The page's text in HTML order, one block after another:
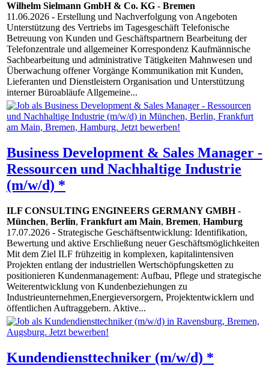
Wilhelm Sielmann GmbH & Co. KG - Bremen
11.06.2026 - Erstellung und Nachverfolgung von Angeboten
Unterstützung des Vertriebs im Tagesgeschäft Telefonische
Betreuung von Kunden und Geschäftspartnern Bearbeitung der
Telefonzentrale und allgemeiner Korrespondenz Kaufmännische
Sachbearbeitung und administrative Tätigkeiten Mahnwesen und
Überwachung offener Vorgänge Kommunikation mit Kunden,
Lieferanten und Dienstleistern Organisation und Unterstützung
interner Büroabläufe Allgemeine...
Business Development & Sales Manager -
Ressourcen und Nachhaltige Industrie
(m/w/d) *
ILF CONSULTING ENGINEERS GERMANY GMBH-
München, Berlin, Frankfurt am Main, Bremen, Hamburg
17.07.2026 - Strategische Geschäftsentwicklung: Identifikation,
Bewertung und aktive Erschließung neuer Geschäftsmöglichkeiten
Mit dem Ziel ILF frühzeitig in komplexen, kapitalintensiven
Projekten entlang der industriellen Wertschöpfungsketten zu
positionieren Kundenmanagement: Aufbau, Pflege und strategische
Weiterentwicklung von Kundenbeziehungen zu
Industrieunternehmen,Energieversorgern, Projektentwicklern und
öffentlichen Auftraggebern. Aktive...
Kundendiensttechniker (m/w/d) *